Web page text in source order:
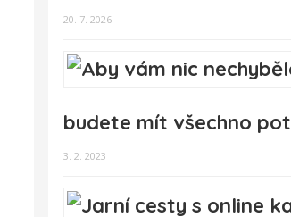
20. 7. 2026
budete mít všechno
3. 2. 2023